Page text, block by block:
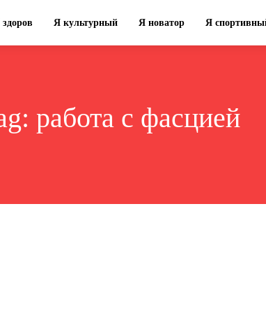
Я культурный Я новатор Я
работа с фасцией